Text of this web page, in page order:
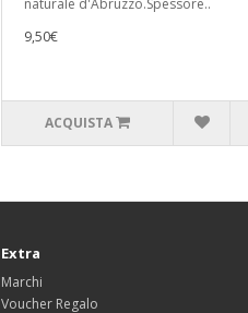
naturale d'Abruzzo.Spessore..
9,50€
ACQUISTA
Extra
Marchi
Voucher Regalo